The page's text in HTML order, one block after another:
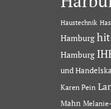
Haustechnik
Hamburg
Hamburg
und
Karen Pein
Mahn